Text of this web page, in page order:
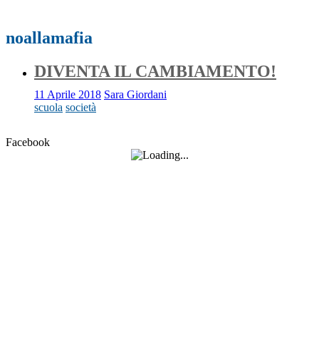
noallamafia
DIVENTA IL CAMBIAMENTO!
11 Aprile 2018 Sara Giordani
scuola società
Facebook